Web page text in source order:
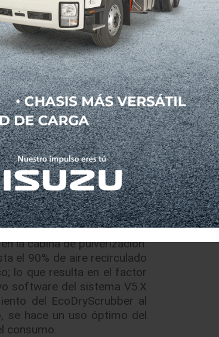
se utilizará por primera vez,
de las válvulas o de
de mantenimiento
podrán basarse en
predefinidos.
dosificación, el cambiador
minimizarán la pérdida de
tanto la pintura y el
EcoRS que, de manera
de la parte inferior
del área de la puerta.
BMW Group ha elegido la
el primero en utilizar esta
de 75 líneas de pintura a
la cabina de pulverización.
el 90% de aire recirculado
lo que resulta en el factor
software del sistema V5.X
del EcoDryScrubber al
se hace un uso óptimo del
consumo.